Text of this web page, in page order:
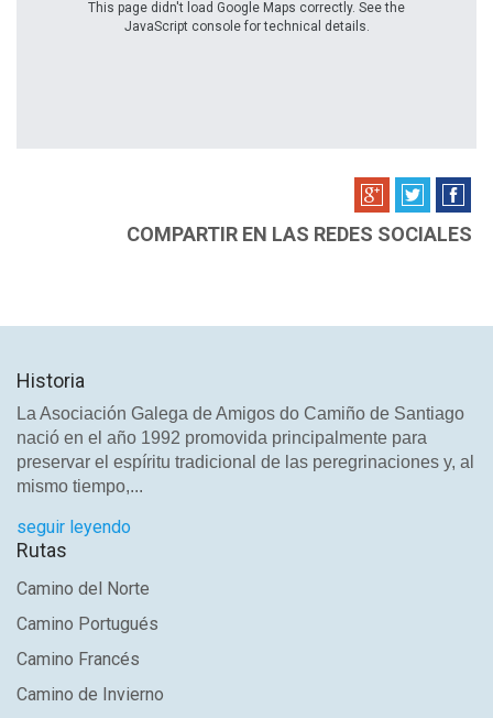
This page didn't load Google Maps correctly. See the
JavaScript console for technical details.
COMPARTIR EN LAS REDES SOCIALES
Historia
La Asociación Galega de Amigos do Camiño de Santiago
nació en el año 1992 promovida principalmente para
preservar el espíritu tradicional de las peregrinaciones y, al
mismo tiempo,...
seguir leyendo
Rutas
Camino del Norte
Camino Portugués
Camino Francés
Camino de Invierno